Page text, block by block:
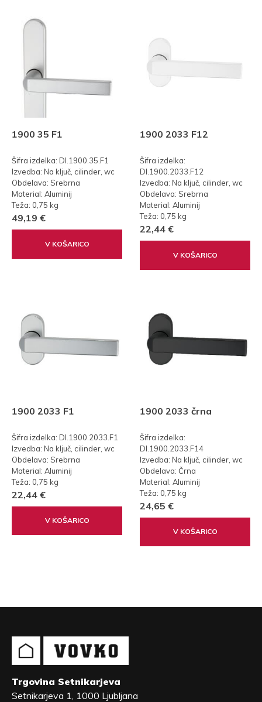
1900 35 F1
Šifra izdelka: DI.1900.35.F1
Izvedba: Na ključ, cilinder, wc
Obdelava: Srebrna
Material: Aluminij
Teža: 0,75 kg
49,19 €
V KOŠARICO
1900 2033 F12
Šifra izdelka:
DI.1900.2033.F12
Izvedba: Na ključ, cilinder, wc
Obdelava: Srebrna
Material: Aluminij
Teža: 0,75 kg
22,44 €
V KOŠARICO
1900 2033 F1
Šifra izdelka: DI.1900.2033.F1
Izvedba: Na ključ, cilinder, wc
Obdelava: Srebrna
Material: Aluminij
Teža: 0,75 kg
22,44 €
V KOŠARICO
1900 2033 črna
Šifra izdelka:
DI.1900.2033.F14
Izvedba: Na ključ, cilinder, wc
Obdelava: Črna
Material: Aluminij
Teža: 0,75 kg
24,65 €
V KOŠARICO
Trgovina Setnikarjeva
Setnikarjeva 1, 1000 Ljubljana